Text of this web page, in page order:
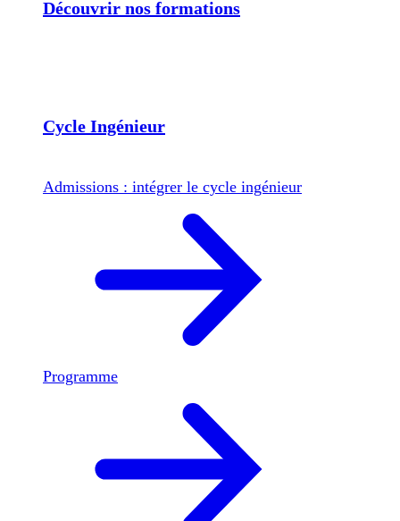
Découvrir nos formations
Cycle Ingénieur
Admissions : intégrer le cycle ingénieur
Programme